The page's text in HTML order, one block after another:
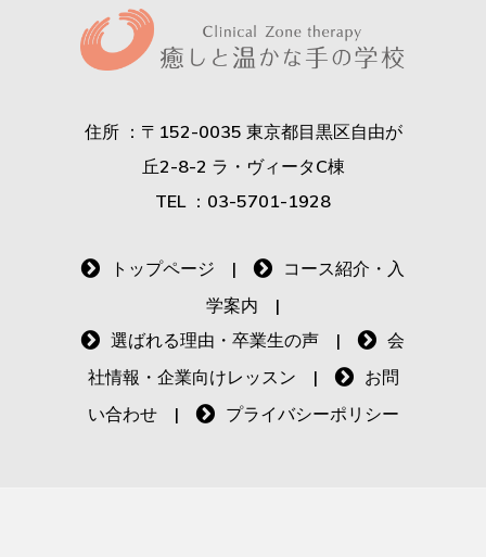
住所 ：〒152-0035 東京都目黒区自由が
丘2-8-2 ラ・ヴィータC棟
TEL ：03-5701-1928
トップページ |
コース紹介・入
学案内 |
選ばれる理由・卒業生の声 |
会
社情報・企業向けレッスン |
お問
い合わせ| プライバシーポリシー